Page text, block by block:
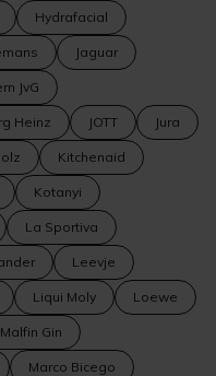
Hydrafacial
Jaguar
JvG
Heinz JOTT Jura
Kitchenaid
Kotanyi
La Sportiva
Leevje
Liqui Moly Loewe
Malfin Gin
Marco Bicego